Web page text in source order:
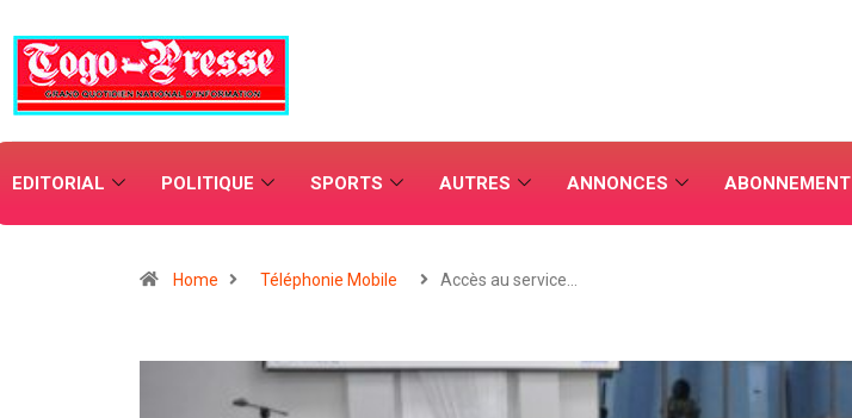
EDITORIAL POLITIQUE SPORTS AUTRES ANNONCES ABONNEMENT
Home Téléphonie Mobile Accès au service…